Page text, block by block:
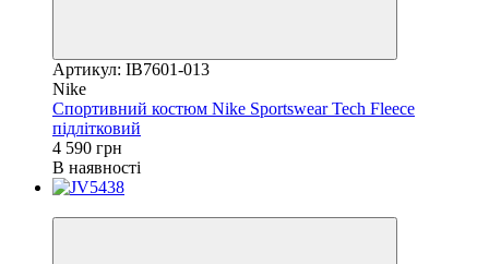
Артикул: IB7601-013
Nike
Спортивний костюм Nike Sportswear Tech Fleece
підлітковий
4 590 грн
В наявності